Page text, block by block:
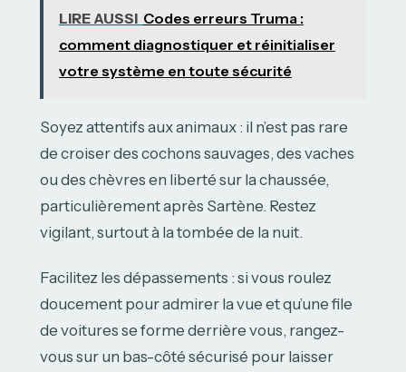
LIRE AUSSI Codes erreurs Truma :
comment diagnostiquer et réinitialiser
votre système en toute sécurité
Soyez attentifs aux animaux : il n’est pas rare
de croiser des cochons sauvages, des vaches
ou des chèvres en liberté sur la chaussée,
particulièrement après Sartène. Restez
vigilant, surtout à la tombée de la nuit.
Facilitez les dépassements : si vous roulez
doucement pour admirer la vue et qu’une file
de voitures se forme derrière vous, rangez-
vous sur un bas-côté sécurisé pour laisser